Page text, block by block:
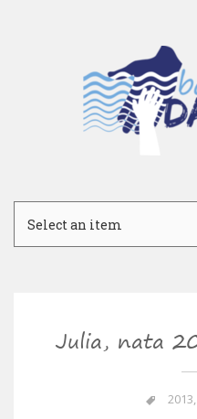
Julia, nata
2013,